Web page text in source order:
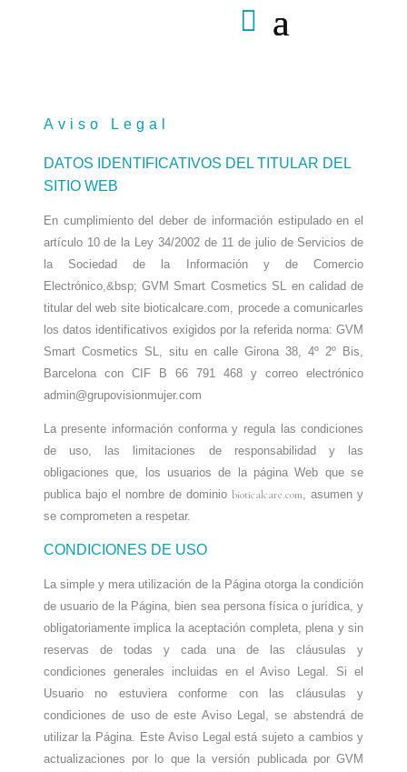
Aviso Legal
DATOS IDENTIFICATIVOS DEL TITULAR DEL
SITIO WEB
En cumplimiento del deber de información estipulado en el
artículo 10 de la Ley 34/2002 de 11 de julio de Servicios de
la Sociedad de la Información y de Comercio
Electrónico,&bsp; GVM Smart Cosmetics SL en calidad de
titular del web site bioticalcare.com, procede a comunicarles
los datos identificativos exigidos por la referida norma:GVM
Smart Cosmetics SL, situ en calle Girona 38, 4º 2º Bis,
Barcelona con CIF B 66 791 468 y correo electrónico
admin@grupovisionmujer.com
La presente información conforma y regula las condiciones
de uso, las limitaciones de responsabilidad y las
obligaciones que, los usuarios de la página Web que se
publica bajo el nombre de dominiobioticalcare.com, asumen y
se comprometen a respetar.
CONDICIONES DE USO
La simple y mera utilización de la Página otorga la condición
de usuario de la Página, bien sea persona física o jurídica, y
obligatoriamente implica la aceptación completa, plena y sin
reservas de todas y cada una de las cláusulas y
condiciones generales incluidas en el Aviso Legal. Si el
Usuario no estuviera conforme con las cláusulas y
condiciones de uso de este Aviso Legal, se abstendrá de
utilizar la Página. Este Aviso Legal está sujeto a cambios y
actualizaciones por lo que la versión publicada por GVM